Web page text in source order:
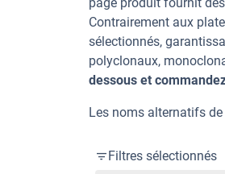
Contrairement aux
sélectionnés,
polyclonaux,
dessous et
Les noms alternatifs
Filtres sélectionnés